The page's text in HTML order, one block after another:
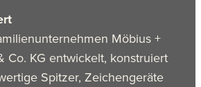
Möbius +
Co. KG entwickelt, konstruiert
Spitzer, Zeichengeräte